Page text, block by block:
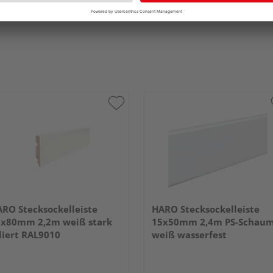
Stecksockelleiste
2,2m weiß stark
RAL9010
HARO Stecksockelleiste
15x50mm 2,4m PS-
weiß wasserfest